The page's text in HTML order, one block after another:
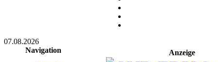
07.08.2026
Navigation
Anzeige